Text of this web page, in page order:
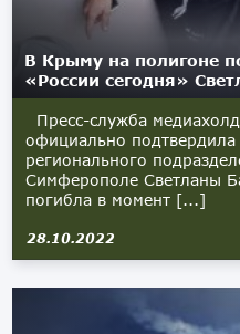
В Крыму на полигоне
«России сегодня»
Пресс-служба
официально подтвердила
регионального
Симферополе Светланы
погибла в момент [...]
28.10.2022